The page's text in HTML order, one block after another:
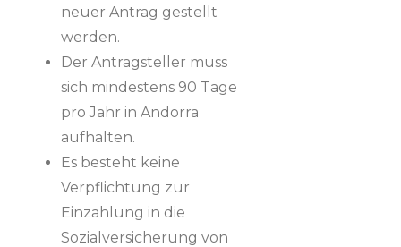
neuer Antrag gestellt
werden.
Der Antragsteller muss
sich mindestens 90 Tage
pro Jahr in Andorra
aufhalten.
Es besteht keine
Verpflichtung zur
Einzahlung in die
Sozialversicherung von